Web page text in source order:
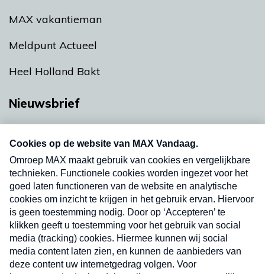
MAX vakantieman
Meldpunt Actueel
Heel Holland Bakt
Nieuwsbrief
nieuwsbrief. Elke vrijdag- en dinsdagochtend in
uw mailbox.
Verzend